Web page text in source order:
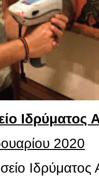
Ιδρύματος
2020